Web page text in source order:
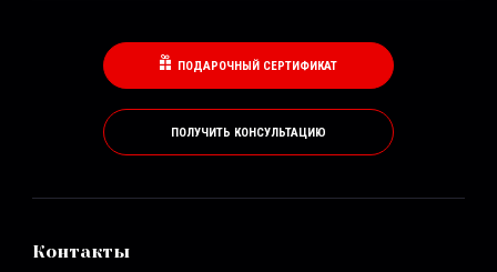
ПОДАРОЧНЫЙ СЕРТИФИКАТ
ПОЛУЧИТЬ КОНСУЛЬТАЦИЮ
Контакты